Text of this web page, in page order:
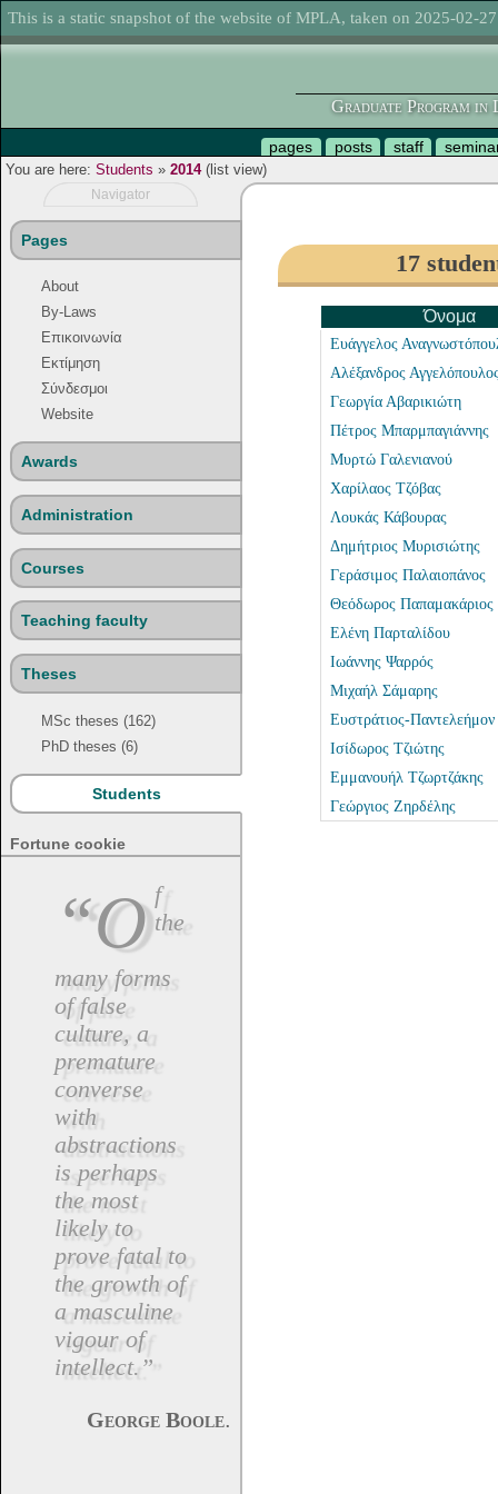
This is a static snapshot of the website of MPLA, taken on 2025-02-
Graduate Program in
pages posts staff
You are here: Students » 2014(list view)
Navigator
Pages
About
By-Laws
Επικοινωνία
Εκτίμηση
Σύνδεσμοι
Website
Awards
Administration
Courses
Teaching faculty
Theses
MSc theses (162)
PhD theses (6)
Students
Fortune cookie
“Of the
many forms
of false
culture, a
premature
converse
with
abstractions
is perhaps
the most
likely to
prove fatal to
the growth of
a masculine
vigour of
intellect.”
George Boole.
17
Όνομα
Ευάγγελος
Αλέξανδρος
Γεωργία Αβαρικιώτη
Πέτρος Μπαρμπαγιάννης
Μυρτώ Γαλενιανού
Χαρίλαος Τζόβας
Λουκάς Κάβουρας
Δημήτριος Μυρισιώτης
Γεράσιμος Παλαιοπάνος
Θεόδωρος Παπαμακάριος
Ελένη Παρταλίδου
Ιωάννης Ψαρρός
Μιχαήλ Σάμαρης
Ευστράτιος-
Ισίδωρος Τζιώτης
Εμμανουήλ Τζωρτζάκης
Γεώργιος Ζηρδέλης